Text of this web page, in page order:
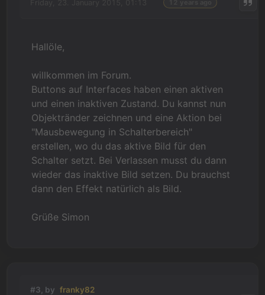
Hallöle,
willkommen im Forum.
Buttons auf Interfaces haben einen aktiven
und einen inaktiven Zustand. Du kannst nun
Objektränder zeichnen und eine Aktion bei
"Mausbewegung in Schalterbereich"
erstellen, wo du das aktive Bild für den
Schalter setzt. Bei Verlassen musst du dann
wieder das inaktive Bild setzen. Du brauchst
dann den Effekt natürlich als Bild.
Grüße Simon
#3, by franky82